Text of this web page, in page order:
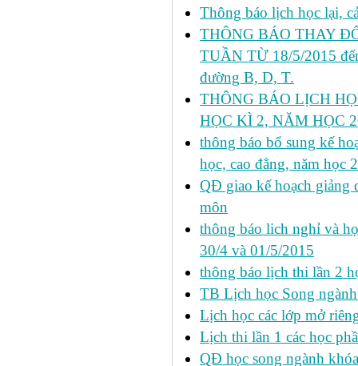
Thông báo lịch học lại,
THÔNG BÁO THAY
TUẦN TỪ 18/5/2015
đường B, D, T.
THÔNG BÁO LỊCH
HỌC KÌ 2, NĂM HỌC
thông báo bổ sung kế
học, cao đẳng, năm học
QĐ giao kế hoạch giảng
môn
thông báo lich nghỉ và
30/4 và 01/5/2015
thông báo lịch thi lần 2
TB Lịch học Song
Lịch học các lớp mở
Lịch thi lần 1 các học
QĐ học song ngành